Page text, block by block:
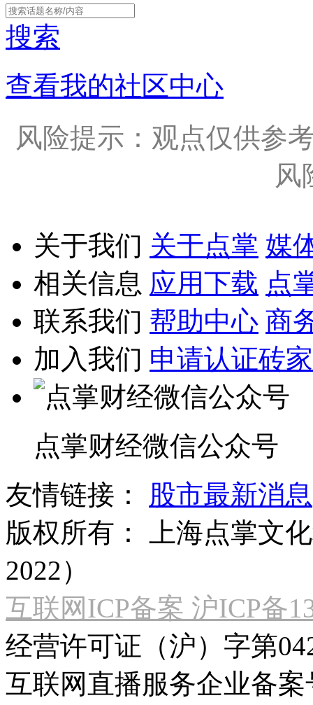
搜索
查看我的社区中心
风险提示：观点仅供参
风
关于我们 关于点掌 媒
相关信息 应用下载 点
联系我们 帮助中心 商
加入我们 申请认证砖家
点掌财经微信公众号
友情链接：
股市最新消息
版权所有：
上海点掌文
2022）
互联网ICP备案 沪ICP备
经营许可证（沪）字第
互联网直播服务企业备案